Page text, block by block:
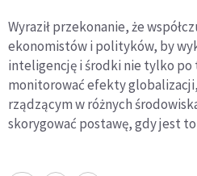
Wyraził przekonanie, że
ekonomistów i polityków, by
inteligencję i środki nie tylko
monitorować efekty
rządzącym w różnych
skorygować postawę, gdy jest